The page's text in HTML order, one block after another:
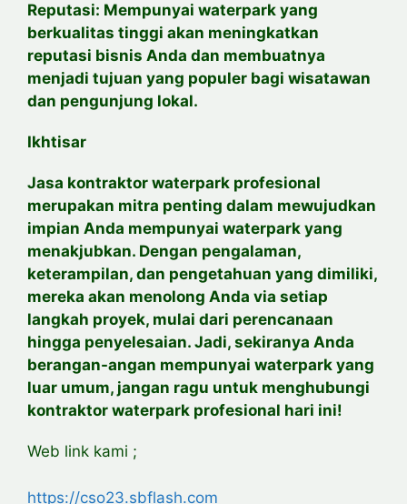
Reputasi: Mempunyai waterpark yang
berkualitas tinggi akan meningkatkan
reputasi bisnis Anda dan membuatnya
menjadi tujuan yang populer bagi wisatawan
dan pengunjung lokal.
Ikhtisar
Jasa kontraktor waterpark profesional
merupakan mitra penting dalam mewujudkan
impian Anda mempunyai waterpark yang
menakjubkan. Dengan pengalaman,
keterampilan, dan pengetahuan yang dimiliki,
mereka akan menolong Anda via setiap
langkah proyek, mulai dari perencanaan
hingga penyelesaian. Jadi, sekiranya Anda
berangan-angan mempunyai waterpark yang
luar umum, jangan ragu untuk menghubungi
kontraktor waterpark profesional hari ini!
Web link kami ;
https://cso23.sbflash.com